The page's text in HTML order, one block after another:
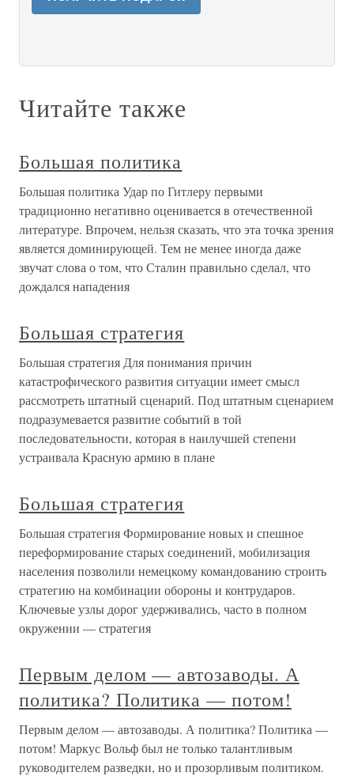
Читайте также
Большая политика
Большая политика Удар по Гитлеру первыми
традиционно негативно оценивается в отечественной
литературе. Впрочем, нельзя сказать, что эта точка зрения
является доминирующей. Тем не менее иногда даже
звучат слова о том, что Сталин правильно сделал, что
дождался нападения
Большая стратегия
Большая стратегия Для понимания причин
катастрофического развития ситуации имеет смысл
рассмотреть штатный сценарий. Под штатным сценарием
подразумевается развитие событий в той
последовательности, которая в наилучшей степени
устраивала Красную армию в плане
Большая стратегия
Большая стратегия Формирование новых и спешное
переформирование старых соединений, мобилизация
населения позволили немецкому командованию строить
стратегию на комбинации обороны и контрударов.
Ключевые узлы дорог удерживались, часто в полном
окружении — стратегия
Первым делом — автозаводы. А
политика? Политика — потом!
Первым делом — автозаводы. А политика? Политика —
потом! Маркус Вольф был не только талантливым
руководителем разведки, но и прозорливым политиком.